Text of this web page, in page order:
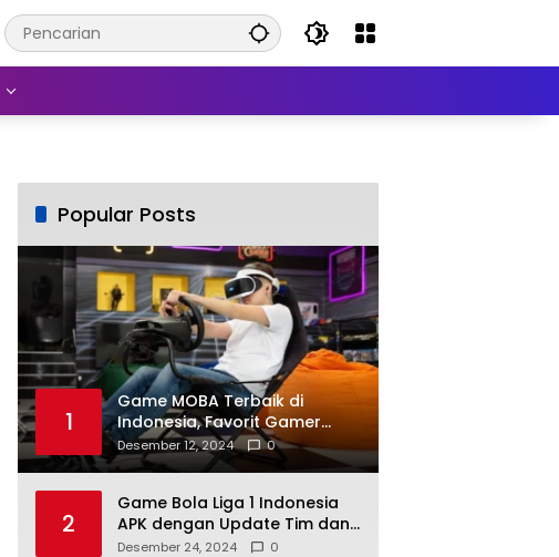
Popular Posts
1
Game MOBA Terbaik di
Indonesia, Favorit Gamer
Tanah Air
Desember 12, 2024 0
2
Game Bola Liga 1 Indonesia
APK dengan Update Tim dan
Pemain Terbaru
Desember 24, 2024 0